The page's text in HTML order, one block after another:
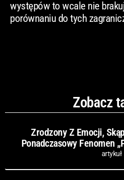
występów to wcale nie
porównaniu do tych
Zobacz
Zrodzony Z Emocji,
Ponadczasowy Fenomen
artykuł